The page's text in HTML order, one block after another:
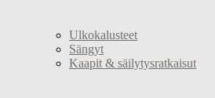
Ulkokalusteet
Sängyt
Kaapit & säilytysratkaisut